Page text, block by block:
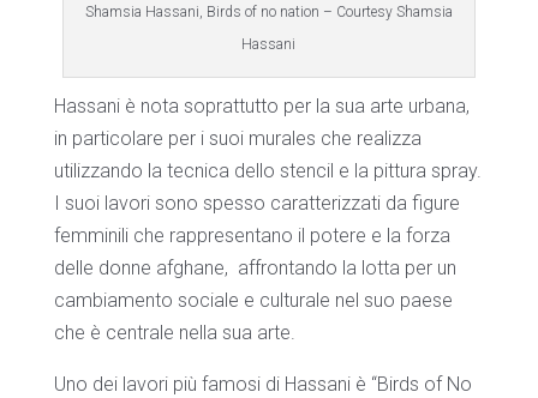
Shamsia Hassani, Birds of no nation – Courtesy Shamsia
Hassani
Hassani è nota soprattutto per la sua arte urbana,
in particolare per i suoi murales che realizza
utilizzando la tecnica dello stencil e la pittura spray.
I suoi lavori sono spesso caratterizzati da figure
femminili che rappresentano il potere e la forza
delle donne afghane, affrontando la lotta per un
cambiamento sociale e culturale nel suo paese
che è centrale nella sua arte.
Uno dei lavori più famosi di Hassani è “Birds of No